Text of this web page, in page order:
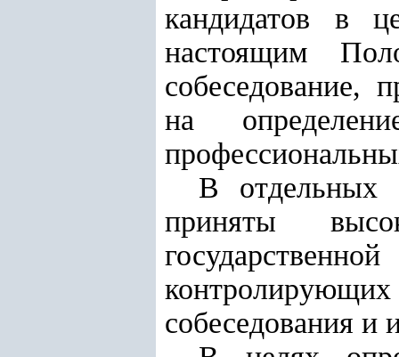
кандидатов в
настоящим
собеседование,
на
В отдельных
приняты
контролирующих
собеседования и